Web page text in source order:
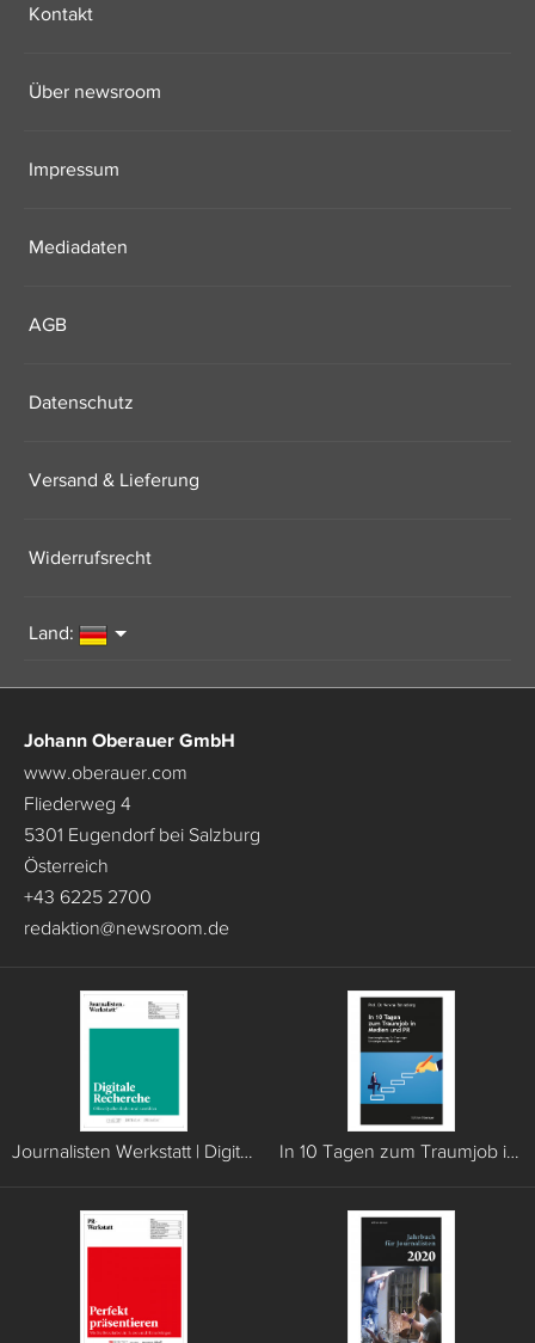
Kontakt
Über newsroom
Impressum
Mediadaten
AGB
Datenschutz
Versand & Lieferung
Widerrufsrecht
Land:
Johann Oberauer GmbH
www.oberauer.com
Fliederweg 4
5301 Eugendorf bei Salzburg
Österreich
+43 6225 2700
redaktion@newsroom.de
Journalisten Werkstatt | Digitale Recherche In 10 Tagen zum Traumjob in Medien und PR